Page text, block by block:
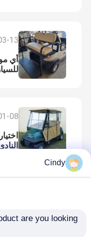
مسكن
أي
نرحب
Cindy
are you looking